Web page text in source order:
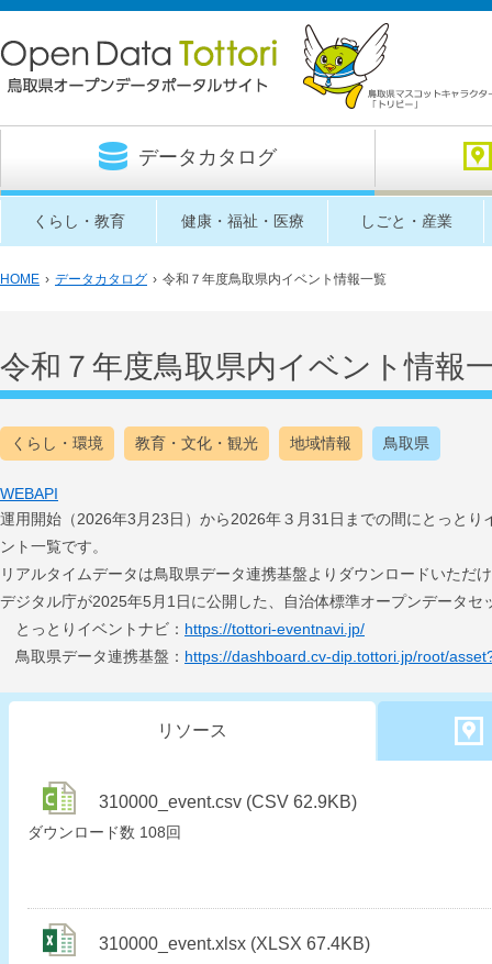
データカタログ
くらし・教育 健康・福祉・医療 しごと・産業
HOME › データカタログ › 令和７年度鳥取県内イベント情報一覧
令和７年度鳥取県内イベント情報
くらし・環境 教育・文化・観光 地域情報 鳥取県
WEBAPI
運用開始（2026年3月23日）から2026年３月31日までの間にとっと
ント一覧です。
リアルタイムデータは鳥取県データ連携基盤よりダウンロードいただ
デジタル庁が2025年5月1日に公開した、自治体標準オープンデータセ
とっとりイベントナビ： https://tottori-eventnavi.jp/
鳥取県データ連携基盤： https://dashboard.cv-dip.tottori.jp/root/
リソース
310000_event.csv (CSV 62.9KB)
ダウンロード数 108回
310000_event.xlsx (XLSX 67.4KB)